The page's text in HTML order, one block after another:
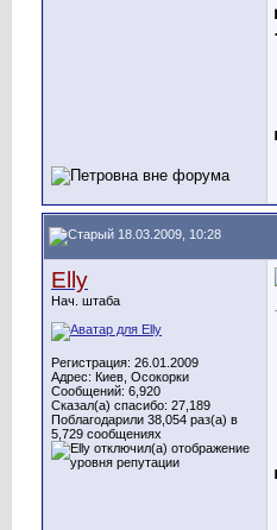
18.03.2009, 10:28
Elly
Нач. штаба
Регистрация: 26.01.2009
Адрес: Киев, Осокорки
Сообщений: 6,920
Сказал(а) спасибо: 27,189
Поблагодарили 38,054 раз(а) в
5,729 сообщениях